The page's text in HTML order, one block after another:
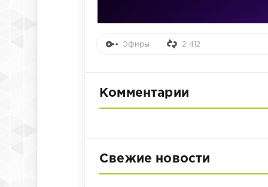
Эфиры 2 412
Комментарии
Свежие новости